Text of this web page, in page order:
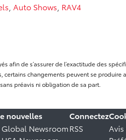
Auto Shows RAV4
afin de s’assurer de l’exactitude des
certains changements peuvent se
préavis ni obligation de sa part.
nouvelles
Global Newsroom
Connectez
RSS